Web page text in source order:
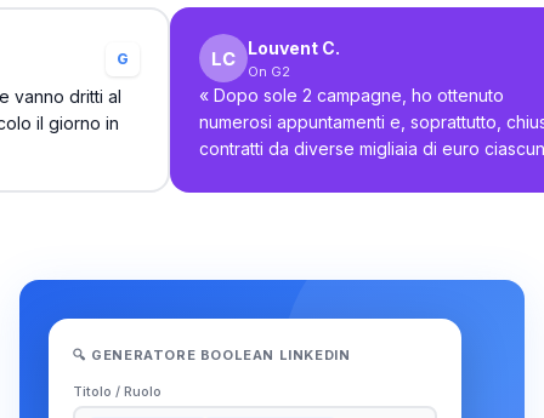
G
vanno dritti al
il giorno in
Louvent C.
On G2
« Dopo sole 2 campagne, ho ottenuto
numerosi appuntamenti e, soprattutto,
contratti da diverse migliaia di euro
🔍 GENERATORE BOOLEAN LINKEDIN
Titolo / Ruolo